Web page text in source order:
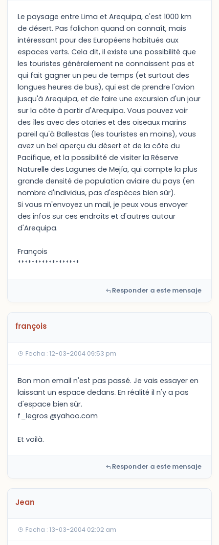
Le paysage entre Lima et Arequipa, c'est 1000 km
de désert. Pas folichon quand on connaît, mais
intéressant pour des Européens habitués aux
espaces verts. Cela dit, il existe une possibilité que
les touristes généralement ne connaissent pas et
qui fait gagner un peu de temps (et surtout des
longues heures de bus), qui est de prendre l'avion
jusqu'à Arequipa, et de faire une excursion d'un jour
sur la côte à partir d'Arequipa. Vous pouvez voir
des îles avec des otaries et des oiseaux marins
pareil qu'à Ballestas (les touristes en moins), vous
avez un bel aperçu du désert et de la côte du
Pacifique, et la possibilité de visiter la Réserve
Naturelle des Lagunes de Mejía, qui compte la plus
grande densité de population aviaire du pays (en
nombre d'individus, pas d'espèces bien sûr).
Si vous m'envoyez un mail, je peux vous envoyer
des infos sur ces endroits et d'autres autour
d'Arequipa.
François
******************
Responder a este mensaje
françois
Fecha : 12-03-2004 09:53 pm
Bon mon email n'est pas passé. Je vais essayer en
laissant un espace dedans. En réalité il n'y a pas
d'espace bien sûr.
f_legros @yahoo.com
Et voilà.
Responder a este mensaje
Jean
Fecha : 13-03-2004 02:02 am